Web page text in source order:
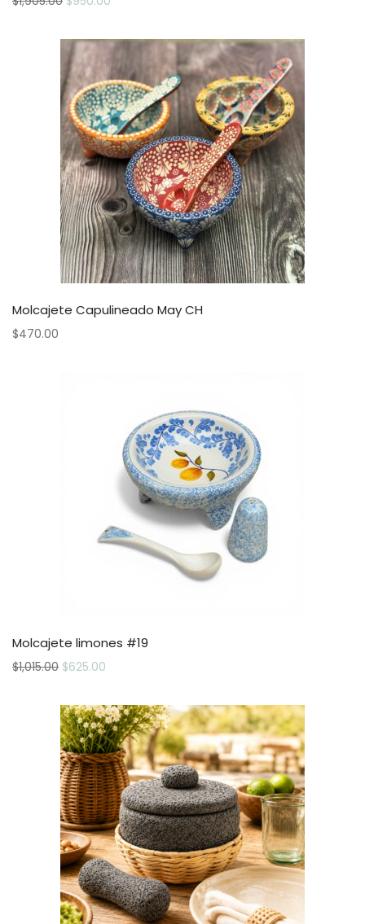
Molcajete Capulineado May CH
$470.00
Molcajete limones #19
$1,015.00 $625.00